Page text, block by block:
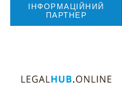
ІНФОРМАЦІЙНИЙ
ПАРТНЕР